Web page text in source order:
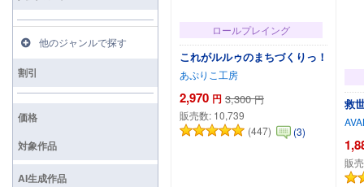
ロールプレイング
これがルルゥのまちづくりっ！
あぷりこ工房
2,970 円 3,300 円
販売数: 10,739
(447)
(3)
救
販
他のジャンルで探す
割引
価格
対象作品
AI生成作品